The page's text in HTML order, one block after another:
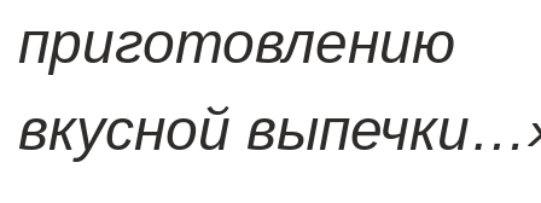
вкусной